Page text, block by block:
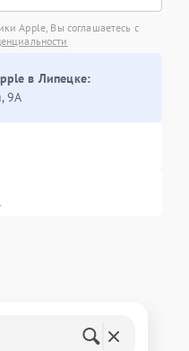
Apple, Вы соглашаетесь с
в Липецке:
9А